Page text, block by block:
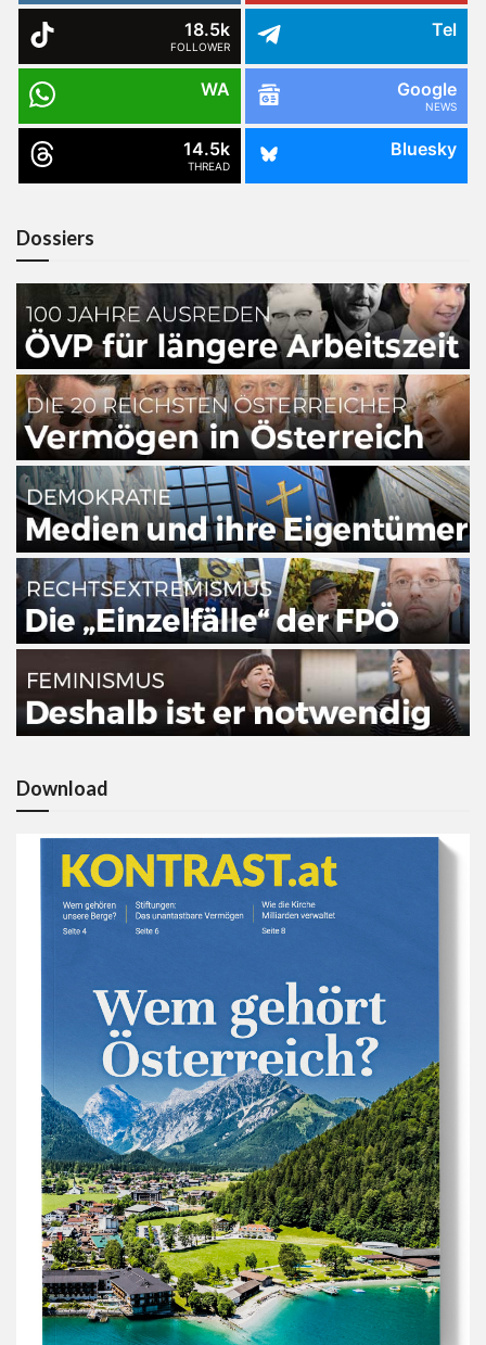
18.5k
FOLLOWER
Tel
WA Google
NEWS
14.5k
THREAD
Bluesky
Dossiers
Download